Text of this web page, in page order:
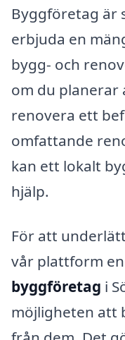
Byggföretag är
erbjuda en
bygg- och
om du planerar
renovera ett
omfattande
kan ett lokalt
hjälp.
För att
vår plattform
byggföretag i
möjligheten att